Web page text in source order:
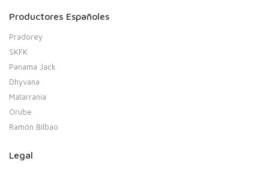
Productores Españoles
Pradorey
SKFK
Panama Jack
Dhyvana
Matarrania
Orube
Ramón Bilbao
Legal